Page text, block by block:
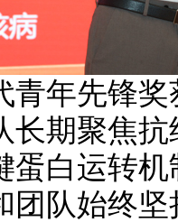
年先锋奖
长期聚焦
蛋白运转
团队始终